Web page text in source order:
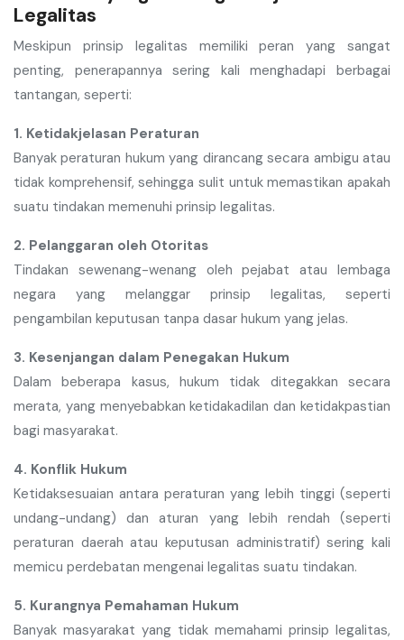
Legalitas
Meskipun prinsip legalitas memiliki peran yang sangat
penting, penerapannya sering kali menghadapi berbagai
tantangan, seperti:
1. Ketidakjelasan Peraturan
Banyak peraturan hukum yang dirancang secara ambigu atau
tidak komprehensif, sehingga sulit untuk memastikan apakah
suatu tindakan memenuhi prinsip legalitas.
2. Pelanggaran oleh Otoritas
Tindakan sewenang-wenang oleh pejabat atau lembaga
negara yang melanggar prinsip legalitas, seperti
pengambilan keputusan tanpa dasar hukum yang jelas.
3. Kesenjangan dalam Penegakan Hukum
Dalam beberapa kasus, hukum tidak ditegakkan secara
merata, yang menyebabkan ketidakadilan dan ketidakpastian
bagi masyarakat.
4. Konflik Hukum
Ketidaksesuaian antara peraturan yang lebih tinggi (seperti
undang-undang) dan aturan yang lebih rendah (seperti
peraturan daerah atau keputusan administratif) sering kali
memicu perdebatan mengenai legalitas suatu tindakan.
5. Kurangnya Pemahaman Hukum
Banyak masyarakat yang tidak memahami prinsip legalitas,